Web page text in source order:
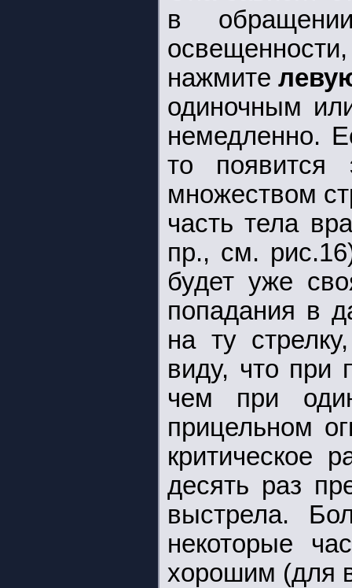
в
нажмите
одиночным
немедленно.
то появится
множеством
часть тела
пр., см.
будет уже
попадания в
на ту
виду, что при
чем при
прицельном
критическое
десять раз
выстрела.
некоторые
хорошим (для